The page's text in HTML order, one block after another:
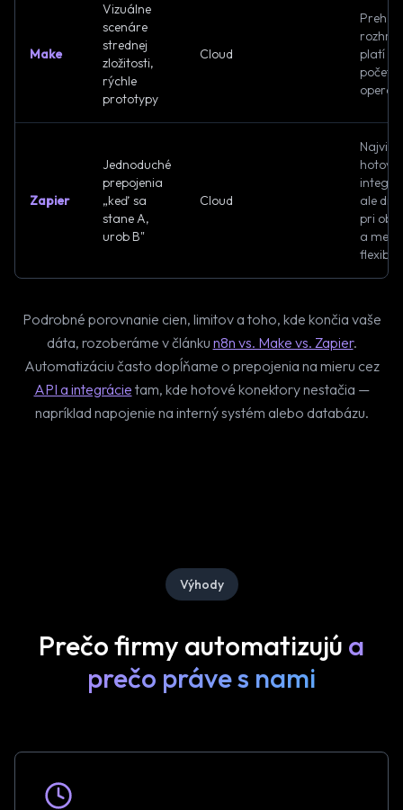
Make
Vizuálne
scenáre
strednej
zložitosti,
rýchle
prototypy
Cloud
platí
počet
Zapier
Jednoduché
prepojenia
„keď sa
stane A,
urob B"
Cloud
Najviac
ale
pri
a
Podrobné porovnanie cien, limitov a toho, kde končia vaše
dáta, rozoberáme v článku n8n vs. Make vs. Zapier.
Automatizáciu často dopĺňame o prepojenia na mieru cez
API a integrácie tam, kde hotové konektory nestačia —
napríklad napojenie na interný systém alebo databázu.
Výhody
Prečo firmy automatizujú a
prečo práve s nami